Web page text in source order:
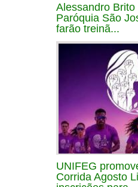
Alessandro
Paróquia São
farão treinã...
UNIFEG
Corrida Agosto